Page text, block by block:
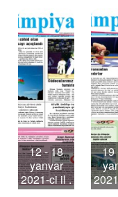
12 - 18
yanvar
2021-ci il .
19